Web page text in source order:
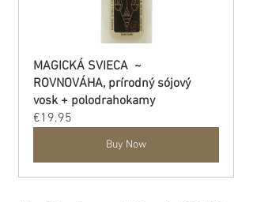
MAGICKÁ SVIECA  ~
ROVNOVÁHA, prírodný sójový
vosk + polodrahokamy
€19.95
Buy Now